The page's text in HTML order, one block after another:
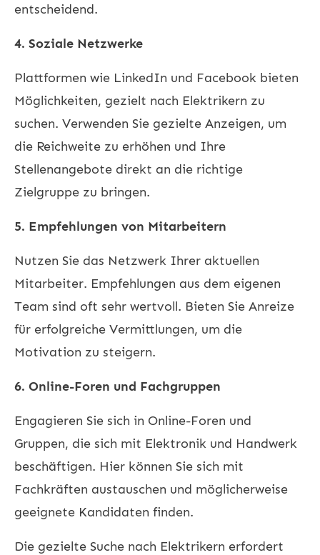
entscheidend.
4. Soziale Netzwerke
Plattformen wie LinkedIn und Facebook bieten
Möglichkeiten, gezielt nach Elektrikern zu
suchen. Verwenden Sie gezielte Anzeigen, um
die Reichweite zu erhöhen und Ihre
Stellenangebote direkt an die richtige
Zielgruppe zu bringen.
5. Empfehlungen von Mitarbeitern
Nutzen Sie das Netzwerk Ihrer aktuellen
Mitarbeiter. Empfehlungen aus dem eigenen
Team sind oft sehr wertvoll. Bieten Sie Anreize
für erfolgreiche Vermittlungen, um die
Motivation zu steigern.
6. Online-Foren und Fachgruppen
Engagieren Sie sich in Online-Foren und
Gruppen, die sich mit Elektronik und Handwerk
beschäftigen. Hier können Sie sich mit
Fachkräften austauschen und möglicherweise
geeignete Kandidaten finden.
Die gezielte Suche nach Elektrikern erfordert